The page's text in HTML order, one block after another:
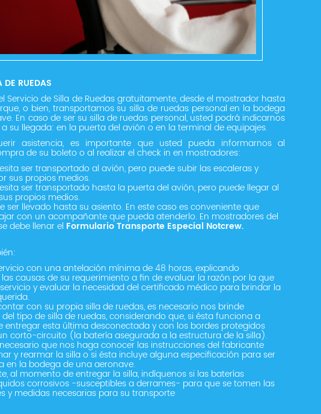
DE RUEDAS
Servicio de Silla de Ruedas gratuitamente, desde el mostrador hasta
o bien, transportamos su silla de ruedas personal en la bodega
En caso de ser su silla de ruedas personal, usted podrá indicarnos
su llegada: en la puerta del avión o en la terminal de equipajes.
asistencia, es importante que usted pueda informarnos al
de su boleto o al realizar el check in en mostradores:
ser transportado al avión, pero puede subir las escaleras y
sus propios medios.
ser transportado hasta la puerta del avión, pero puede llegar al
propios medios.
ser llevado hasta su asiento. En este caso es conveniente que
con un acompañante que pueda atenderlo. En mostradores del
debe llenar el Formulario Transporte Especial Notcrew.
con una antelación mínima de 48 horas, explicando
causas de su requerimiento a fin de evaluar la razón por la que
y evaluar la necesidad del certificado médico para brindar la
con su propia silla de ruedas, es necesario nos brinde
tipo de silla de ruedas, considerando que, si ésta funciona a
entregar esta última desconectada y con los bordes protegidos
corto-circuito (la batería asegurada a la estructura de la silla).
que nos haga conocer las instrucciones del fabricante
y rearmar la silla o si ésta incluye alguna especificación para ser
en la bodega de una aeronave.
al momento de entregar la silla, indíquenos si las baterías
corrosivos -susceptibles a derrames- para que se tomen las
y medidas necesarias para su transporte